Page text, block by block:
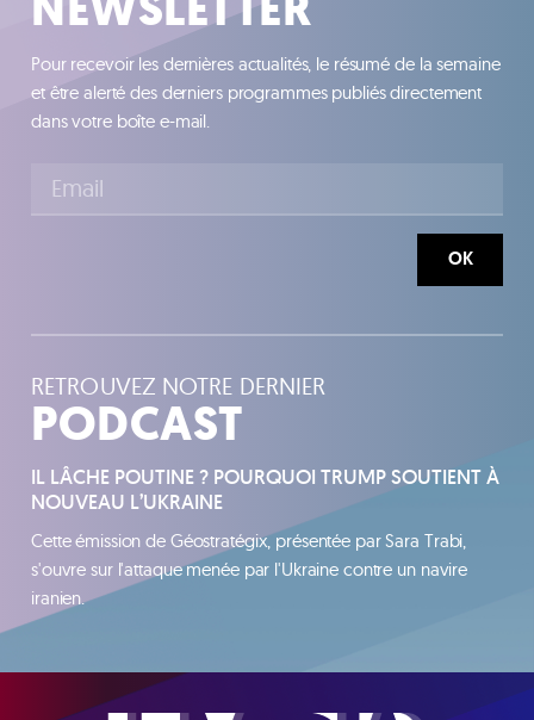
Pour recevoir les dernières actualités, le résumé de la semaine
et être alerté des derniers programmes publiés directement
dans votre boîte e-mail.
OK
RETROUVEZ NOTRE DERNIER
PODCAST
IL LÂCHE POUTINE ? POURQUOI TRUMP SOUTIENT À
NOUVEAU L’UKRAINE
Cette émission de Géostratégix, présentée par Sara Trabi,
s'ouvre sur l'attaque menée par l'Ukraine contre un navire
iranien.